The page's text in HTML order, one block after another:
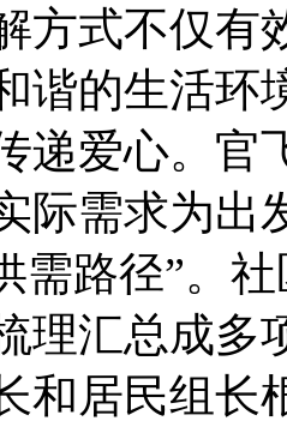
方式不仅有
谐的生活环
递爱心。官
际需求为出
需路径”。
理汇总成多
和居民组长